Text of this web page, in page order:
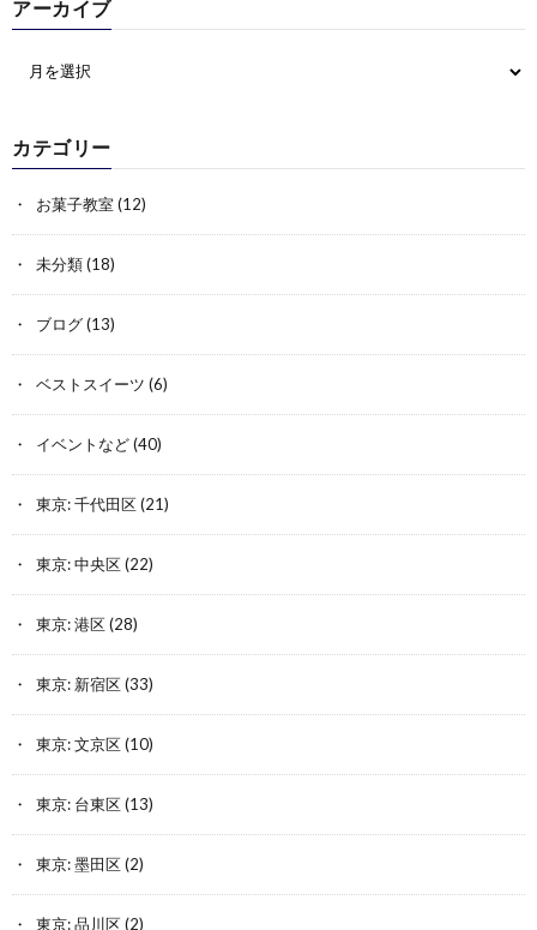
アーカイブ
カテゴリー
お菓子教室 (12)
未分類(18)
ブログ(13)
ベストスイーツ (6)
イベントなど(40)
東京: 千代田区(21)
東京: 中央区(22)
東京: 港区(28)
東京: 新宿区(33)
東京: 文京区(10)
東京: 台東区(13)
東京: 墨田区(2)
東京: 品川区(2)